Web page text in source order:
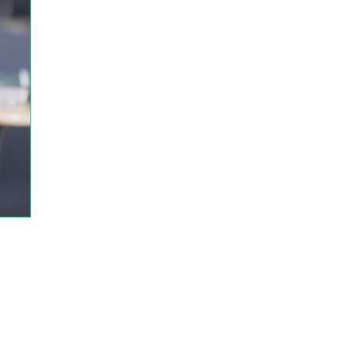
SERVICE DE
ÉDUCATEUR
SAINT-LOUIS)
LOUIS-JOLLIET)
TABLES DANS